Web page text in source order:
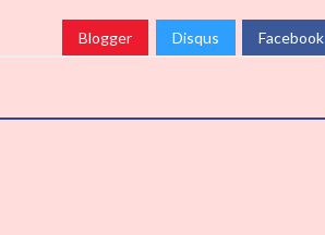
Blogger Disqus Facebook